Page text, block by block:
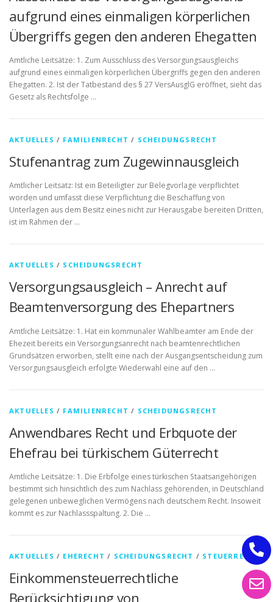
aufgrund eines einmaligen körperlichen
Übergriffs gegen den anderen Ehegatten
Amtliche Leitsätze: 1. Zum Ausschluss des Versorgungsausgleichs
aufgrund eines einmaligen körperlichen Übergriffs gegen den anderen
Ehegatten. 2. Ist der Tatbestand des § 27 VersAusglG eröffnet, sieht das
Gesetz als Rechtsfolge …
AKTUELLES / FAMILIENRECHT / SCHEIDUNGSRECHT
Stufenantrag zum Zugewinnausgleich
Amtlicher Leitsatz: Ist ein Beteiligter zur Belegvorlage verpflichtet
worden und umfasst diese Verpflichtung die Beschaffung von
Unterlagen aus dem Besitz eines nicht zur Herausgabe bereiten Dritten,
ist im Rahmen der …
AKTUELLES / SCHEIDUNGSRECHT
Versorgungsausgleich – Anrecht auf
Beamtenversorgung des Ehepartners
Amtliche Leitsätze: 1. Hat ein kommunaler Wahlbeamter am Ende der
Ehezeit bereits ein Versorgungsanrecht nach beamtenrechtlichen
Grundsätzen erworben, stellt eine nach der Ausgangsentscheidung zum
Versorgungsausgleich erfolgte Wiederwahl eine auf den …
AKTUELLES / FAMILIENRECHT / SCHEIDUNGSRECHT
Anwendbares Recht und Erbquote der
Ehefrau bei türkischem Güterrecht
Amtliche Leitsätze: 1. Die Erbfolge eines türkischen Staatsangehörigen
bestimmt sich hinsichtlich des zum Nachlass gehörenden, in Deutschland
gelegenen unbeweglichen Vermögens nach deutschem Recht. Insoweit
kommt es zur Nachlassspaltung. 2. Die …
AKTUELLES / EHERECHT / SCHEIDUNGSRECHT / STEUERRECHT
Einkommensteuerrechtliche
Berücksichtigung von